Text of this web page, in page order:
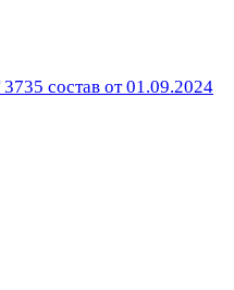
состав от 01.09.2024